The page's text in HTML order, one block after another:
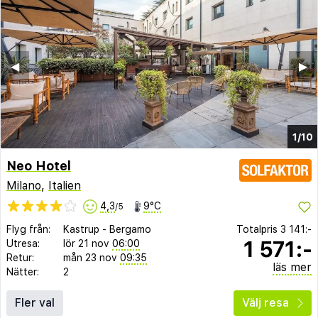
1/10
▶︎
◀︎
Neo Hotel
Milano, Italien
4,3/5 9°C
Flyg från: Kastrup - Bergamo
Utresa:
lör 21 nov 06:00
Retur:
mån 23 nov 09:35
Nätter:
2
Totalpris 3 141:-
1 571:-
läs mer
Fler val Välj resa